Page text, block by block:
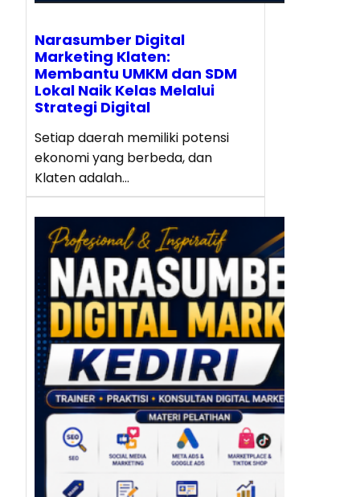
Narasumber Digital
Marketing Klaten:
Membantu UMKM dan SDM
Lokal Naik Kelas Melalui
Strategi Digital
Setiap daerah memiliki potensi
ekonomi yang berbeda, dan
Klaten adalah…